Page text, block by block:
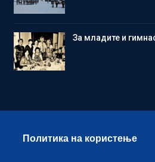
Зa младите и
Политика на користење